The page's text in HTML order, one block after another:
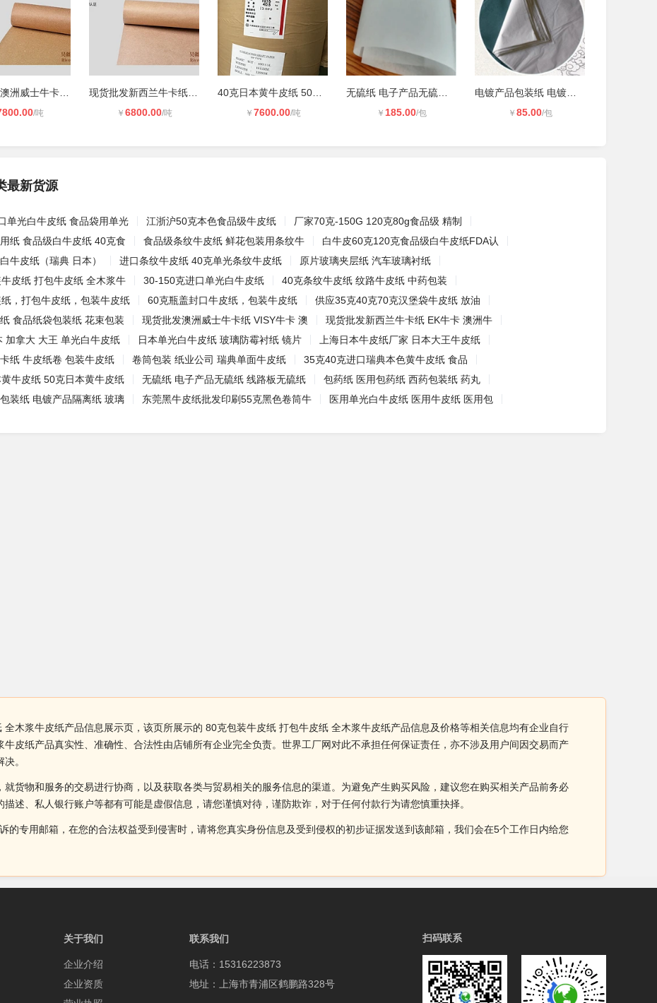
/吨 ￥ 6800.00/吨 ￥ 7600.00/吨 ￥ 185.00/包 ￥ 85.00/包
最新货源
单光白牛皮纸 食品袋用单光 江浙沪50克本色食品级牛皮纸
厂家70克-150G 120克80g食品级 精制
纸 食品级白牛皮纸 40克食
食品级条纹牛皮纸 鲜花包装用条纹牛
白牛皮60克120克食品级白牛皮纸FDA认
牛皮纸（瑞典 日本）
进口条纹牛皮纸 40克单光条纹牛皮纸
原片玻璃夹层纸 汽车玻璃衬纸
皮纸 打包牛皮纸 全木浆牛
30-150克进口单光白牛皮纸
40克条纹牛皮纸 纹路牛皮纸 中药包装
，打包牛皮纸，包装牛皮纸
60克瓶盖封口牛皮纸，包装牛皮纸
供应35克40克70克汉堡袋牛皮纸 放油
食品纸袋包装纸 花束包装
现货批发澳洲威士牛卡纸 VISY牛卡 澳
现货批发新西兰牛卡纸 EK牛卡 澳洲牛
加拿大 大王 单光白牛皮纸
日本单光白牛皮纸 玻璃防霉衬纸 镜片
上海日本牛皮纸厂家 日本大王牛皮纸
纸 牛皮纸卷 包装牛皮纸
卷筒包装 纸业公司 瑞典单面牛皮纸
35克40克进口瑞典本色黄牛皮纸 食品
牛皮纸 50克日本黄牛皮纸
无硫纸 电子产品无硫纸 线路板无硫纸
包药纸 医用包药纸 西药包装纸 药丸
装纸 电镀产品隔离纸 玻璃
东莞黑牛皮纸批发印刷55克黑色卷筒牛 医用单光白牛皮纸 医用牛皮纸 医用包
木浆牛皮纸产品信息展示页，该页所展示的 80克包装牛皮纸 打包牛皮纸 全木浆牛皮纸产品信息及价格等相关信息均有企业自行
皮纸产品真实性、准确性、合法性由店铺所有企业完全负责。世界工厂网对此不承担任何保证责任，亦不涉及用户间因交易而产
。
货物和服务的交易进行协商，以及获取各类与贸易相关的服务信息的渠道。为避免产生购买风险，建议您在购买相关产品前务必
述、私人银行账户等都有可能是虚假信息，请您谨慎对待，谨防欺诈，对于任何付款行为请您慎重抉择。
的专用邮箱，在您的合法权益受到侵害时，请将您真实身份信息及受到侵权的初步证据发送到该邮箱，我们会在5个工作日内给您
关于我们
企业介绍
企业资质
联系我们
电话：15316223873
地址：上海市青浦区鹤鹏路328号
扫码联系